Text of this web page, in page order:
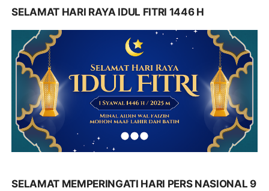
SELAMAT HARI RAYA IDUL FITRI 1446 H
SELAMAT MEMPERINGATI HARI PERS NASIONAL 9